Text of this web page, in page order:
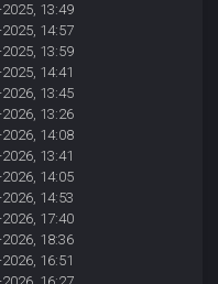
13:49
14:57
13:59
14:41
13:45
13:26
14:08
13:41
14:05
14:53
17:40
18:36
16:51